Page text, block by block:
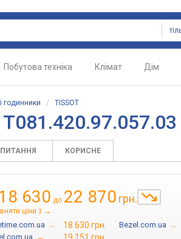
Побутова техніка Клімат Дім
годинники / TISSOT
КОРИСНЕ
18 630 до 22 870 грн.
ціни 3 →
→ 18 630 грн. Bezel.com.ua →
→